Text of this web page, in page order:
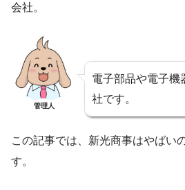
会社。
管理人
電子部品や電子機
社です。
この記事では、新光商事はやばい
す。